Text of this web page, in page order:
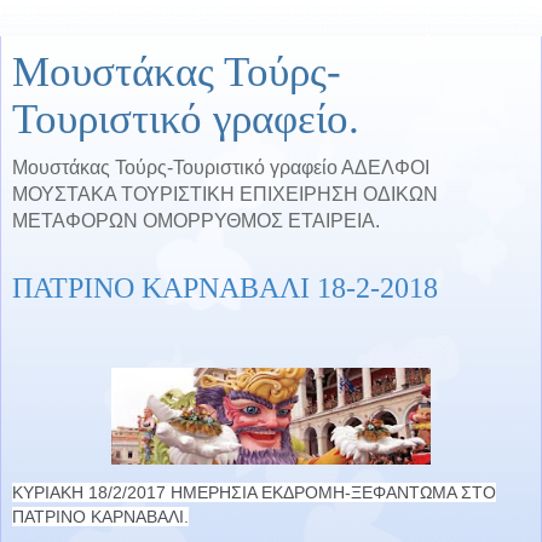
Μουστάκας Τούρς-
Τουριστικό γραφείο.
Μουστάκας Τούρς-Τουριστικό γραφείο ΑΔΕΛΦΟΙ
ΜΟΥΣΤΑΚΑ ΤΟΥΡΙΣΤΙΚΗ ΕΠΙΧΕΙΡΗΣΗ ΟΔΙΚΩΝ
ΜΕΤΑΦΟΡΩΝ ΟΜΟΡΡΥΘΜΟΣ ΕΤΑΙΡΕΙΑ.
ΠΑΤΡΙΝΟ ΚΑΡΝΑΒΑΛΙ 18-2-2018
ΚΥΡΙΑΚΗ 18/2/2017 ΗΜΕΡΗΣΙΑ ΕΚΔΡΟΜΗ-ΞΕΦΑΝΤΩΜΑ ΣΤΟ
ΠΑΤΡΙΝΟ ΚΑΡΝΑΒΑΛΙ.